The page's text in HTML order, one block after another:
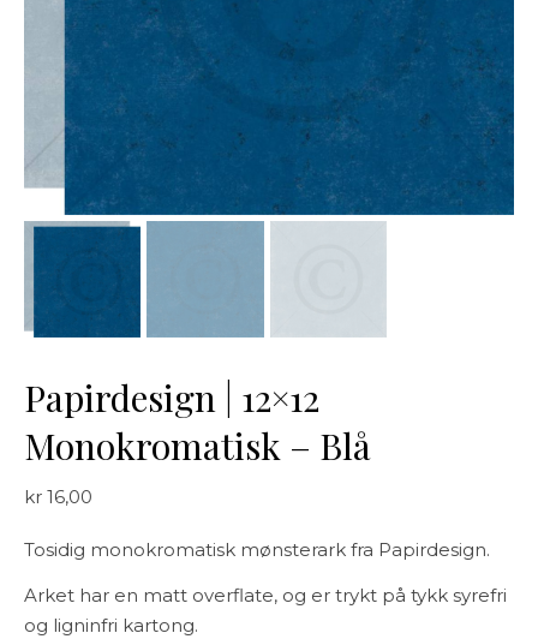
Papirdesign | 12×12
Monokromatisk – Blå
kr 16,00
Tosidig monokromatisk mønsterark fra Papirdesign.
Arket har en matt overflate, og er trykt på tykk syrefri
og ligninfri kartong.